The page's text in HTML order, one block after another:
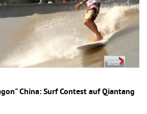
China: Surf Contest auf Qiantang